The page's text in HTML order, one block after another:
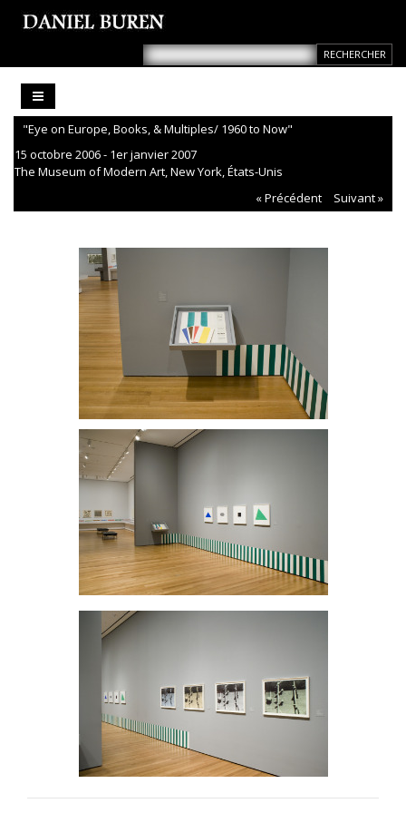
"Eye on Europe, Books, & Multiples/ 1960 to Now"
15 octobre 2006 - 1er janvier 2007
The Museum of Modern Art, New York, États-Unis
« Précédent
Suivant »